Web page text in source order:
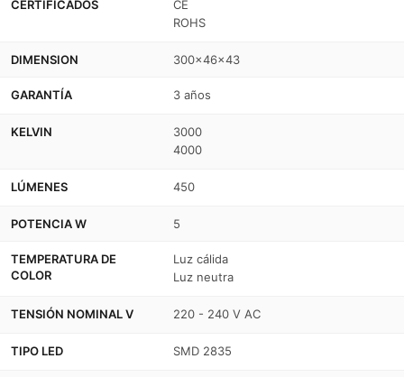
CERTIFICADOS
CE
ROHS
DIMENSION 300x46x43
GARANTÍA 3 años
KELVIN
3000
4000
LÚMENES 450
POTENCIA W 5
TEMPERATURA DE
COLOR
Luz cálida
Luz neutra
TENSIÓN NOMINAL V 220 - 240 V AC
TIPO LED SMD 2835